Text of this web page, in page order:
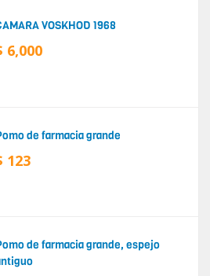
VOSKHOD 1968
6,000
de farmacia grande
123
de farmacia grande, espejo